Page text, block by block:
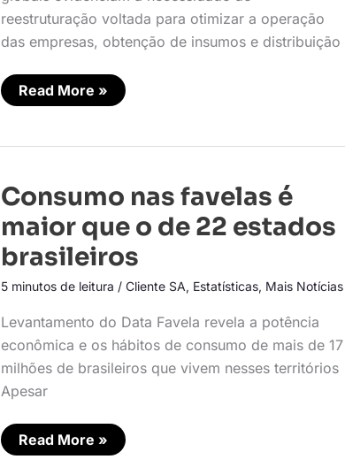
reestruturação voltada para otimizar a operação
das empresas, obtenção de insumos e distribuição
Read More »
Consumo nas favelas é
maior que o de 22 estados
brasileiros
5 minutos de leitura / Cliente SA, Estatísticas, Mais Notícias
Levantamento do Data Favela revela a potência
econômica e os hábitos de consumo de mais de 17
milhões de brasileiros que vivem nesses territórios
Apesar
Consumo
nas
favelas
é
que
de
estados
brasileiros
Read More »